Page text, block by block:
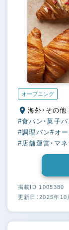
オープニング
#食パン・菓子パ
#調理パン#オ
#店舗運営・マ
掲載ID 1005380
更新日：2025年